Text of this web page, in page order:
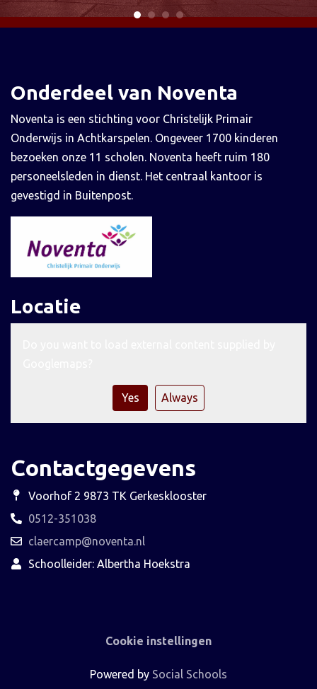
Onderdeel van Noventa
Noventa is een stichting voor Christelijk Primair
Onderwijs in Achtkarspelen. Ongeveer 1700 kinderen
bezoeken onze 11 scholen. Noventa heeft ruim 180
personeelsleden in dienst. Het centraal kantoor is
gevestigd in Buitenpost.
Locatie
Yes Always
Contactgegevens
Voorhof 2 9873 TK Gerkesklooster
0512-351038
claercamp@noventa.nl
Schoolleider: Albertha Hoekstra
Cookie instellingen
Powered by Social Schools